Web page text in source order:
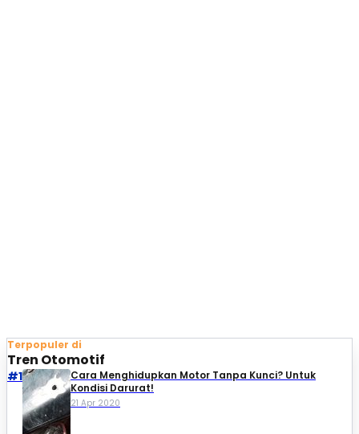
Terpopuler di
Tren Otomotif
#1
Cara Menghidupkan Motor Tanpa Kunci? Untuk
Kondisi Darurat!
21 Apr 2020